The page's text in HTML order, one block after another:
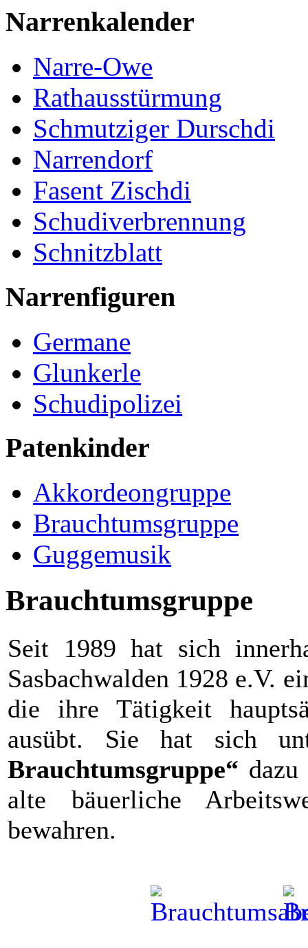
Narrenkalender
Narre-Owe
Rathausstürmung
Schmutziger Durschdi
Narrendorf
Fasent Zischdi
Schudiverbrennung
Schnitzblatt
Narrenfiguren
Germane
Glunkerle
Schudipolizei
Patenkinder
Akkordeongruppe
Brauchtumsgruppe
Guggemusik
Brauchtumsgruppe
Seit 1989 hat sich
Sasbachwalden 1928 e.V.
die ihre Tätigkeit
ausübt. Sie hat sich
Brauchtumsgruppe“
alte bäuerliche
bewahren.